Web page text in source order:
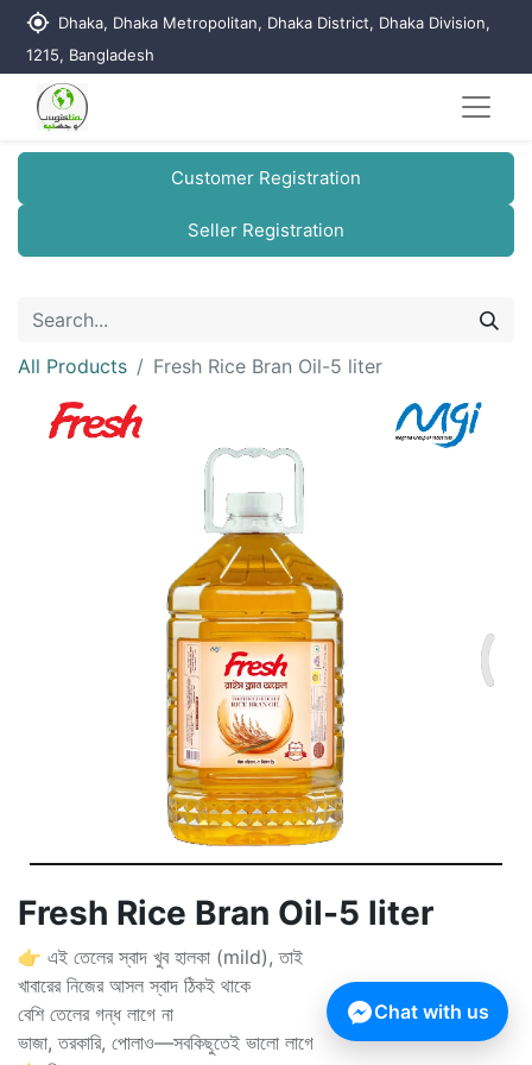
my_location Dhaka, Dhaka Metropolitan, Dhaka District, Dhaka Division,
1215, Bangladesh
Customer Registration
Seller Registration
All Products Fresh Rice Bran Oil-5 liter
Fresh Rice Bran Oil-5 liter
👉 এই তেলের স্বাদ খুব হালকা (mild), তাই
খাবারের নিজের আসল স্বাদ ঠিকই থাকে
বেশি তেলের গন্ধ লাগে না
ভাজা, তরকারি, পোলাও—সবকিছুতেই ভালো লাগে
Chat with us